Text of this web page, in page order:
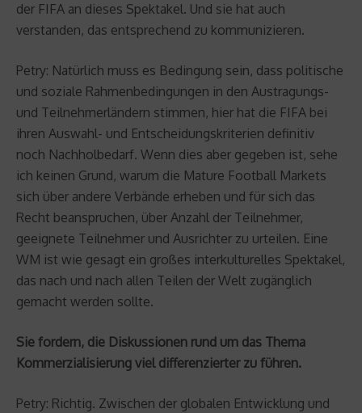
der FIFA an dieses Spektakel. Und sie hat auch
verstanden, das entsprechend zu kommunizieren.
Petry: Natürlich muss es Bedingung sein, dass politische
und soziale Rahmenbedingungen in den Austragungs-
und Teilnehmerländern stimmen, hier hat die FIFA bei
ihren Auswahl- und Entscheidungskriterien definitiv
noch Nachholbedarf. Wenn dies aber gegeben ist, sehe
ich keinen Grund, warum die Mature Football Markets
sich über andere Verbände erheben und für sich das
Recht beanspruchen, über Anzahl der Teilnehmer,
geeignete Teilnehmer und Ausrichter zu urteilen. Eine
WM ist wie gesagt ein großes interkulturelles Spektakel,
das nach und nach allen Teilen der Welt zugänglich
gemacht werden sollte.
Sie fordern, die Diskussionen rund um das Thema
Kommerzialisierung viel differenzierter zu führen.
Petry: Richtig. Zwischen der globalen Entwicklung und